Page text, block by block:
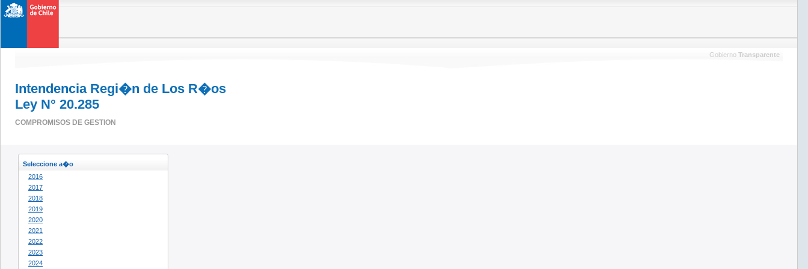
Gobierno Transparente
Intendencia Regi�n de Los R�os
Ley N° 20.285
COMPROMISOS DE GESTION
Seleccione a�o
2016
2017
2018
2019
2020
2021
2022
2023
2024